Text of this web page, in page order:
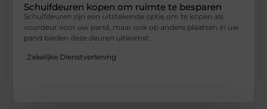
Schuifdeuren kopen om ruimte te besparen
Schuifdeuren zijn een uitstekende optie om te kopen als
voordeur voor uw pand, maar ook op andere plaatsen in uw
pand bieden deze deuren uitkomst.
Zakelijke Dienstverlening